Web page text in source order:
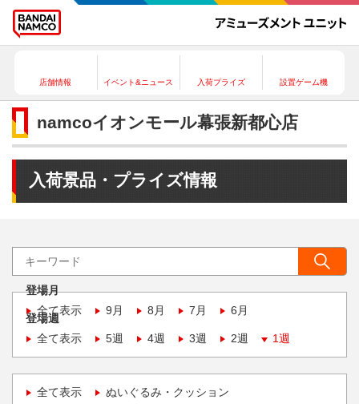
店舗情報 イベント&ニュース 入荷プライズ 設置ゲーム機
namcoイオンモール幕張新都心店
入荷景品・プライズ情報
登場月
全て表示
9月 8月 7月 6月
登場週
全て表示
5週 4週 3週 2週 1週
全て表示 ぬいぐるみ・クッション